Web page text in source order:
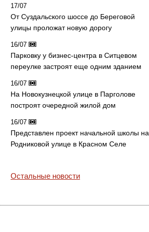
17/07
От Суздальского шоссе до Береговой
улицы проложат новую дорогу
16/07
Парковку у бизнес-центра в Ситцевом
переулке застроят еще одним зданием
16/07
На Новокузнецкой улице в Парголове
построят очередной жилой дом
16/07
Представлен проект начальной школы на
Родниковой улице в Красном Селе
Остальные новости